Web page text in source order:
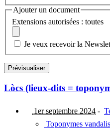
Ajouter un document
Extensions autorisées : toutes
Je veux recevoir la
Lòcs (lieux-dits =
1er septembre 2024 -
Toponymes